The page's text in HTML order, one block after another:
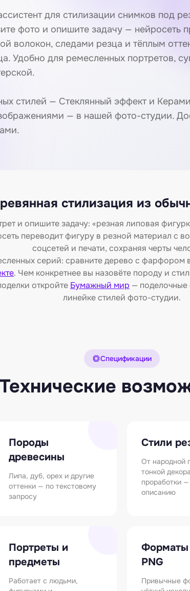
для стилизации снимков под
фото и опишите задачу — нейросеть
волокон, следами резца и тёплым
Удобно для ремесленных портретов,
стилей — Стеклянный эффекти
— в нашей фото-студии.
стилизация из
и опишите задачу: «резная липовая
переводит фигуру в резной материал с
соцсетей и печати, сохраняя черты
серий: сравните дерево с фарфором
. Чем конкретнее вы назовёте породу и
откройте Бумажный мир —
линейке стилей фото-студии.
Спецификации
Технические
Породы
древесины
Липа, дуб, орех и другие
оттенки — по текстовому
запросу
Стили
От народной
тонкой
проработки
описанию
Портреты и
предметы
Работает с людьми,
Форматы
PNG
Привычные